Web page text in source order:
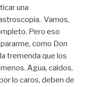
una
Vamos,
Pero eso
como Don
tremenda que los
Agua, caldos,
lo caros, deben de